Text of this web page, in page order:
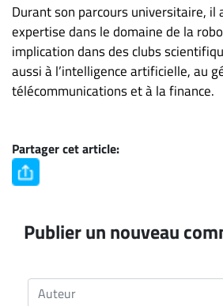
Durant son parcours universitaire, il
expertise dans le domaine de la
implication dans des clubs
aussi à l’intelligence artificielle, au
télécommunications et à la finance.
Partager cet article:
Publier un nouveau